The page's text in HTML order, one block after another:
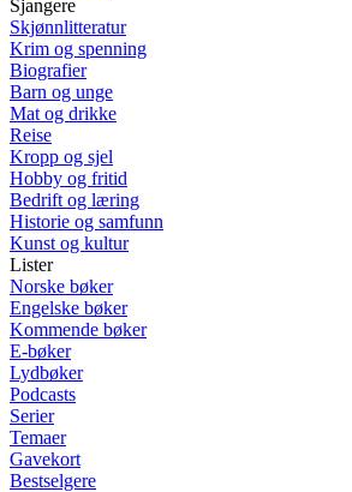
Sjangere
Skjønnlitteratur
Krim og spenning
Biografier
Barn og unge
Mat og drikke
Reise
Kropp og sjel
Hobby og fritid
Bedrift og læring
Historie og samfunn
Kunst og kultur
Lister
Norske bøker
Engelske bøker
Kommende bøker
E-bøker
Lydbøker
Podcasts
Serier
Temaer
Gavekort
Bestselgere